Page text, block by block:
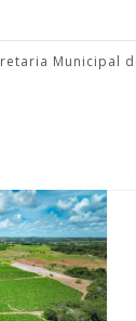
Municipal